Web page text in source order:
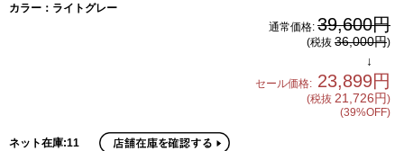
カラー：ライトグレー
通常価格: 39,600円
(税抜 36,000円)
↓
セール価格: 23,899円
(税抜 21,726円)
(39%OFF)
ネット在庫:11